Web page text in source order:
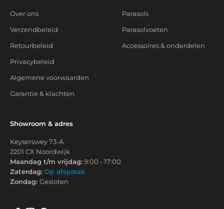
Over ons
Verzendbeleid
Retourbeleid
Privacybeleid
Algemene voorwaarden
Garantie & klachten
Parasols
Parasolvoeten
Accessoires & onderdelen
Showroom & adres
Keyserswey 73-A
2201 CX Noordwijk
Maandag t/m vrijdag:9:00 - 17:00
Zaterdag: Op afspraak
Zondag: Gesloten